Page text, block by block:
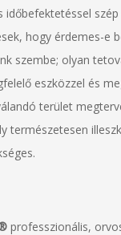
hogy érdemes-e
szembe; olyan
eszközzel és
terület
professzionális,